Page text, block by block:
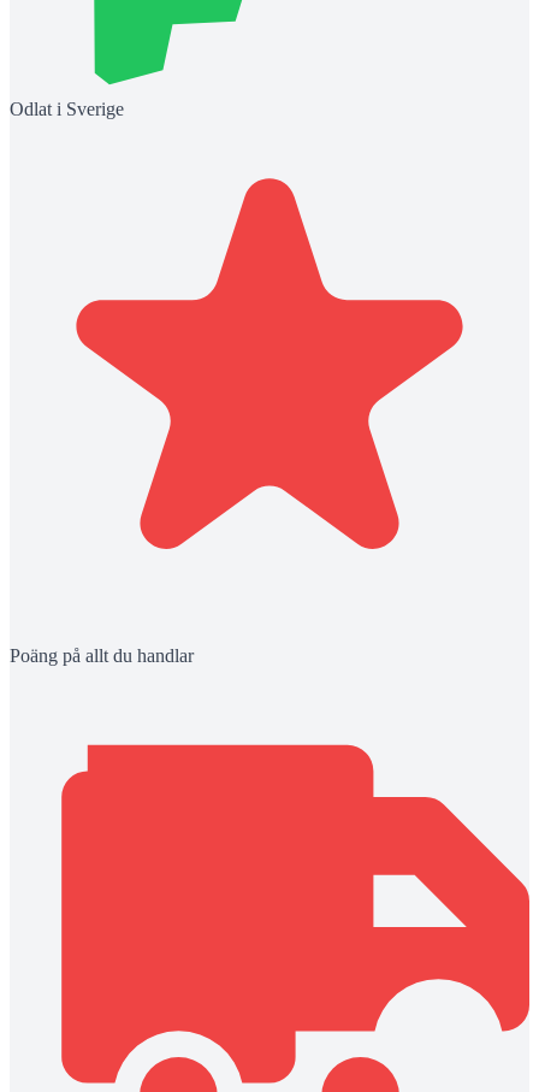
Odlat i Sverige
Poäng på allt du handlar